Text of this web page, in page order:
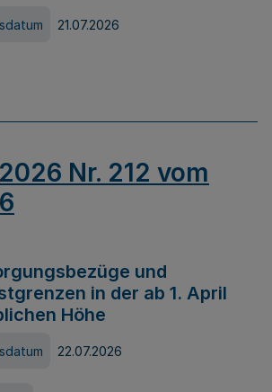
21.07.2026
Nr. 212 vom
und
in der ab 1. April
Höhe
22.07.2026